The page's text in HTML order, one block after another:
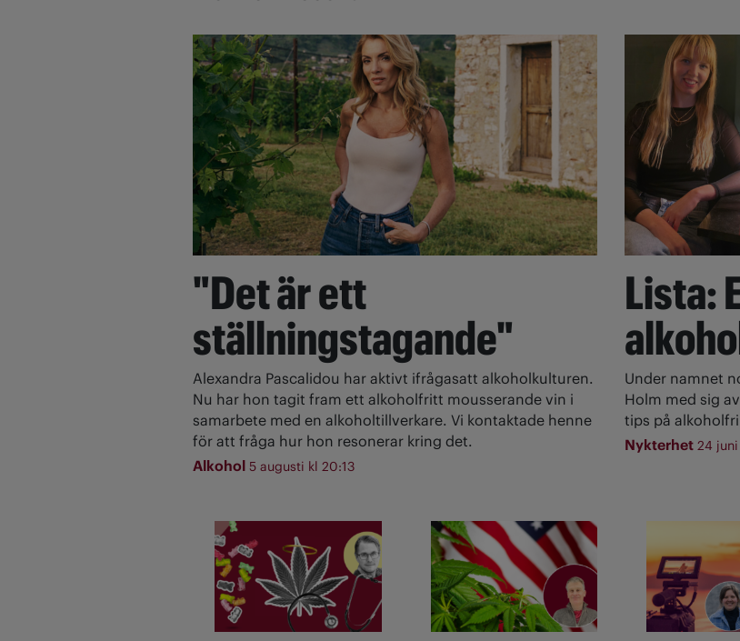
"Det är ett
ställningstagande"
Alexandra Pascalidou har aktivt ifrågasatt alkoholkulturen.
Nu har hon tagit fram ett alkoholfritt mousserande vin i
samarbete med en alkoholtillverkare. Vi kontaktade henne
för att fråga hur hon resonerar kring det.
Alkohol 5 augusti kl 20:13
Lista:
Under namnet
Holm med sig
tips på
Nykterhet 24 juni